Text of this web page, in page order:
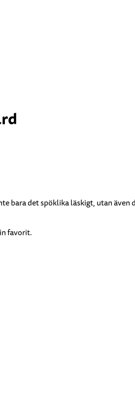
det spöklika läskigt, utan
favorit.